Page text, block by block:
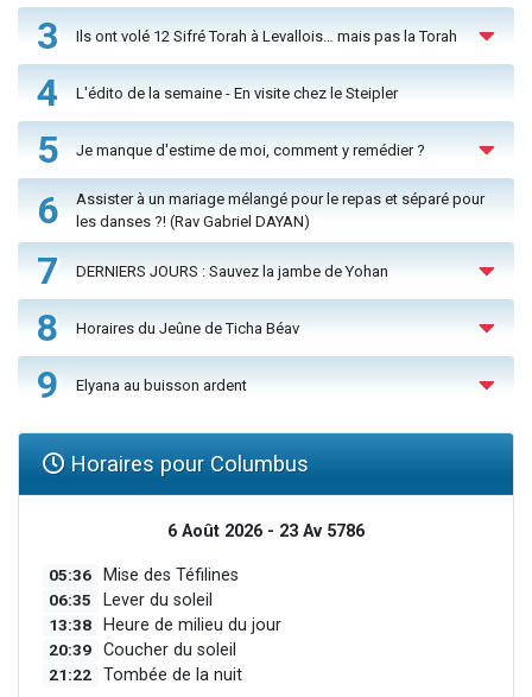
3 Ils ont volé 12 Sifré Torah à Levallois… mais pas la Torah
4 L'édito de la semaine - En visite chez le Steipler
5 Je manque d'estime de moi, comment y remédier ?
6
Assister à un mariage mélangé pour le repas et séparé pour
les danses ?! (Rav Gabriel DAYAN)
7 DERNIERS JOURS : Sauvez la jambe de Yohan
8 Horaires du Jeûne de Ticha Béav
9 Elyana au buisson ardent
Horaires pour Columbus
6 Août 2026 - 23 Av 5786
05:36 Mise des Téfilines
06:35 Lever du soleil
13:38 Heure de milieu du jour
20:39 Coucher du soleil
21:22 Tombée de la nuit